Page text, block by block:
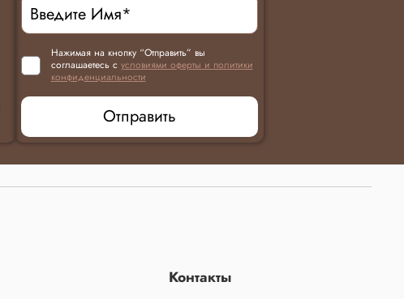
Нажимая на кнопку “Отправить” вы
соглашаетесь с условиями оферты и политики
конфиденциальности
Отправить
Контакты